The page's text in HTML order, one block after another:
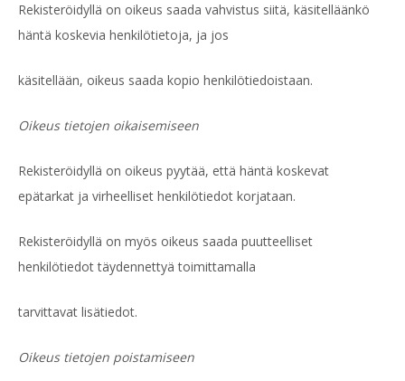
Rekisteröidyllä on oikeus saada vahvistus siitä, käsitelläänkö
häntä koskevia henkilötietoja, ja jos
käsitellään, oikeus saada kopio henkilötiedoistaan.
Oikeus tietojen oikaisemiseen
Rekisteröidyllä on oikeus pyytää, että häntä koskevat
epätarkat ja virheelliset henkilötiedot korjataan.
Rekisteröidyllä on myös oikeus saada puutteelliset
henkilötiedot täydennettyä toimittamalla
tarvittavat lisätiedot.
Oikeus tietojen poistamiseen